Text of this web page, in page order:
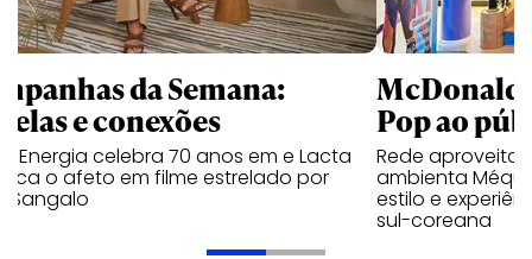
da Semana:
e conexões
Energia celebra 70 anos em e Lacta
o afeto em filme estrelado por
Sangalo
Pop ao
Rede aproveita
ambienta Méqui
estilo e
sul-coreana